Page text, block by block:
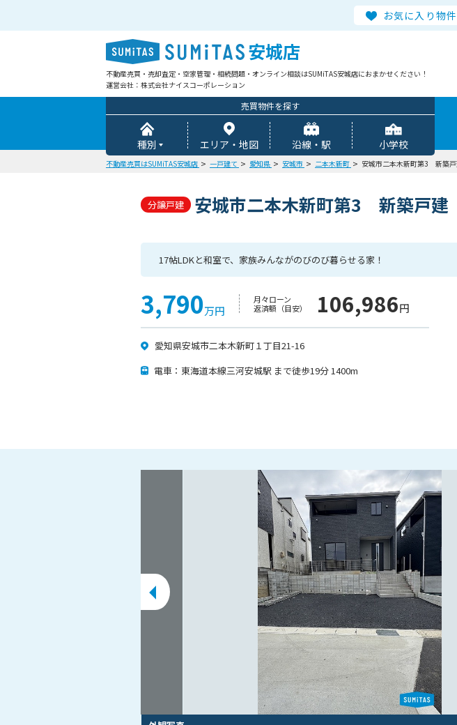
お気に入り物
安城店
不動産売買・売却査定・空家管理・相続問題・オンライン相談はSUMiTAS安城店におまかせください！
運営会社：株式会社ナイスコーポレーション
売買物件を探す
種別 エリア・地図 沿線・駅 小学校
不動産売買はSUMiTAS安城店 一戸建て 愛知県 安城市 二本木新町 安城市二本木新町第3 新築
分譲戸建 安城市二本木新町第3 新築戸
17帖LDKと和室で、家族みんながのびのび暮らせる家！
3,790万円
月々ローン
返済額（目安）
106,986円
愛知県安城市二本木新町１丁目21-16
電車：東海道本線三河安城駅 まで徒歩19分 1400m